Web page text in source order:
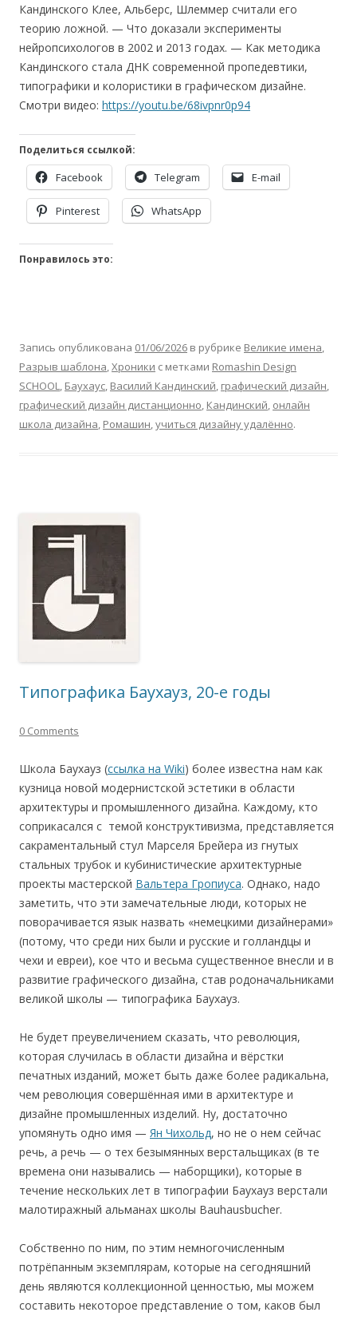
Кандинского Клее, Альберс, Шлеммер считали его
теорию ложной. — Что доказали эксперименты
нейропсихологов в 2002 и 2013 годах. — Как методика
Кандинского стала ДНК современной пропедевтики,
типографики и колористики в графическом дизайне.
Смотри видео: https://youtu.be/68ivpnr0p94
Поделиться ссылкой:
Facebook Telegram E-mail
Pinterest WhatsApp
Понравилось это:
Запись опубликована 01/06/2026 в рубрике Великие имена,
Разрыв шаблона,Хроники с метками Romashin Design
SCHOOL, Баухаус, Василий Кандинский, графический дизайн,
графический дизайн дистанционно, Кандинский, онлайн
школа дизайна, Ромашин,учиться дизайну удалённо.
Типографика Баухауз, 20-е годы
0 Comments
Школа Баухауз (ссылка на Wiki) более известна нам как
кузница новой модернистской эстетики в области
архитектуры и промышленного дизайна. Каждому, кто
соприкасался с темой конструктивизма, представляется
сакраментальный стул Марселя Брейера из гнутых
стальных трубок и кубинистические архитектурные
проекты мастерской Вальтера Гропиуса. Однако, надо
заметить, что эти замечательные люди, которых не
поворачивается язык назвать «немецкими дизайнерами»
(потому, что среди них были и русские и голландцы и
чехи и евреи), кое что и весьма существенное внесли и в
развитие графического дизайна, став родоначальниками
великой школы — типографика Баухауз.
Не будет преувеличением сказать, что революция,
которая случилась в области дизайна и вёрстки
печатных изданий, может быть даже более радикальна,
чем революция совершённая ими в архитектуре и
дизайне промышленных изделий. Ну, достаточно
упомянуть одно имя — Ян Чихольд, но не о нем сейчас
речь, а речь — о тех безымянных верстальщиках (в те
времена они назывались — наборщики), которые в
течение нескольких лет в типографии Баухауз верстали
малотиражный альманах школы Bauhausbucher.
Собственно по ним, по этим немногочисленным
потрёпанным экземплярам, которые на сегодняшний
день являются коллекционной ценностью, мы можем
составить некоторое представление о том, каков был